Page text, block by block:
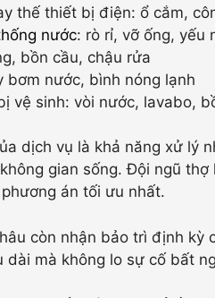
thế thiết bị điện: ổ cắm,
nước: rò rỉ, vỡ ống, yếu
bồn cầu, chậu rửa
bơm nước, bình nóng lạnh
vệ sinh: vòi nước, lavabo,
dịch vụ là khả năng xử lý
gian sống. Đội ngũ
án tối ưu nhất.
còn nhận bảo trì định
dài mà không lo sự cố bất